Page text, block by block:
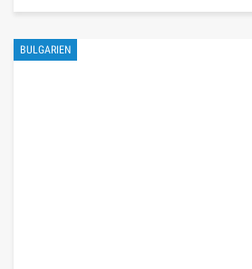
BULGARIEN